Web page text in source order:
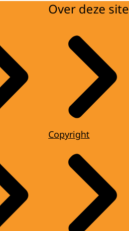
Over deze site
Copyright